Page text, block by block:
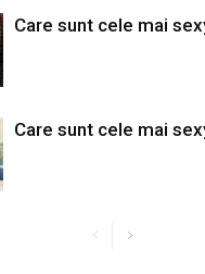
Care sunt cele mai
Care sunt cele mai